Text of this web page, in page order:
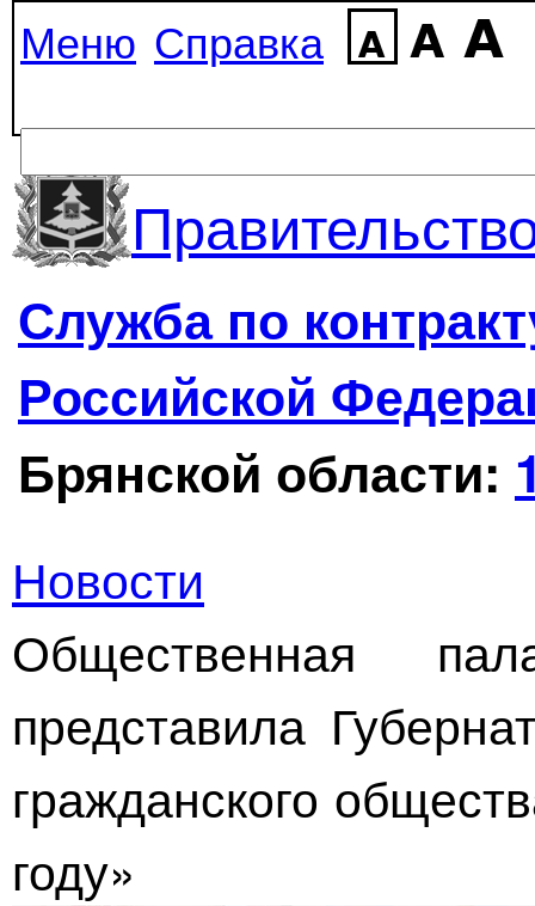
Меню Справка
Служба по
Российской
Брянской области:
Новости
Общественная
представила
гражданского
году»